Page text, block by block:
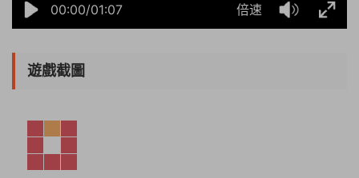
00:00/01:07 倍速
遊戲截圖